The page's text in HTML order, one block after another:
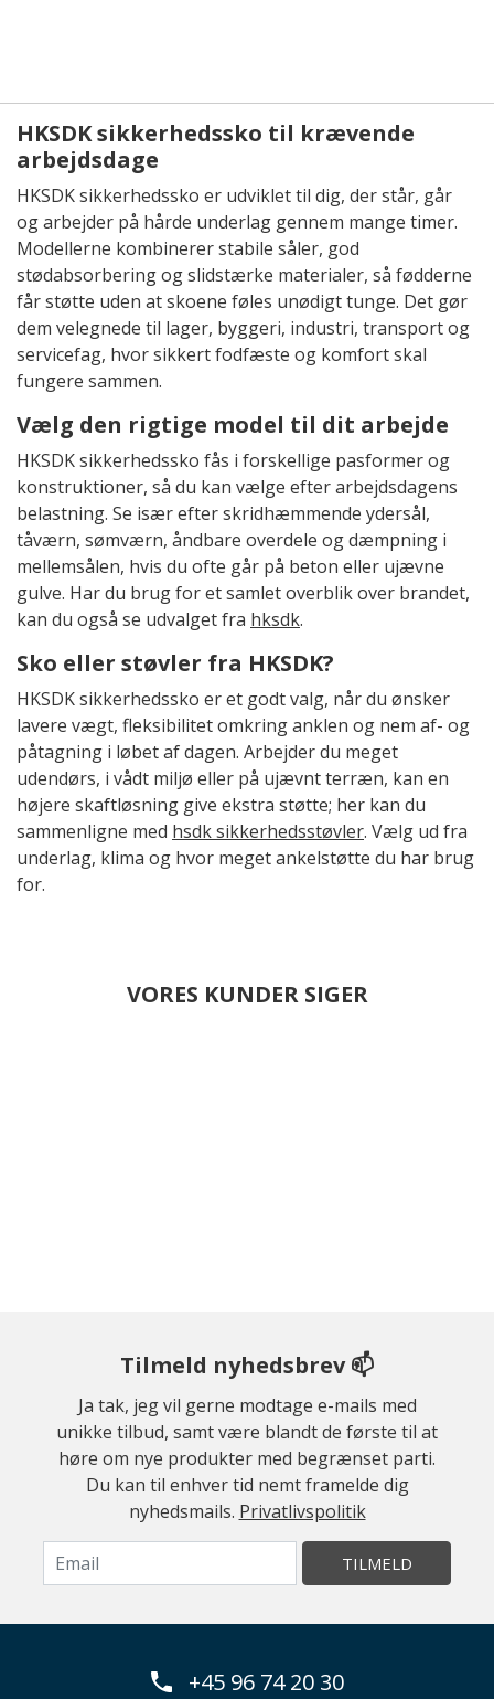
HKSDK sikkerhedssko til krævende
arbejdsdage
HKSDK sikkerhedssko er udviklet til dig, der står, går
og arbejder på hårde underlag gennem mange timer.
Modellerne kombinerer stabile såler, god
stødabsorbering og slidstærke materialer, så fødderne
får støtte uden at skoene føles unødigt tunge. Det gør
dem velegnede til lager, byggeri, industri, transport og
servicefag, hvor sikkert fodfæste og komfort skal
fungere sammen.
Vælg den rigtige model til dit arbejde
HKSDK sikkerhedssko fås i forskellige pasformer og
konstruktioner, så du kan vælge efter arbejdsdagens
belastning. Se især efter skridhæmmende ydersål,
tåværn, sømværn, åndbare overdele og dæmpning i
mellemsålen, hvis du ofte går på beton eller ujævne
gulve. Har du brug for et samlet overblik over brandet,
kan du også se udvalget fra hksdk.
Sko eller støvler fra HKSDK?
HKSDK sikkerhedssko er et godt valg, når du ønsker
lavere vægt, fleksibilitet omkring anklen og nem af- og
påtagning i løbet af dagen. Arbejder du meget
udendørs, i vådt miljø eller på ujævnt terræn, kan en
højere skaftløsning give ekstra støtte; her kan du
sammenligne med hsdk sikkerhedsstøvler. Vælg ud fra
underlag, klima og hvor meget ankelstøtte du har brug
for.
VORES KUNDER SIGER
Tilmeld nyhedsbrev 📫
Ja tak, jeg vil gerne modtage e-mails med
unikke tilbud, samt være blandt de første til at
høre om nye produkter med begrænset parti.
Du kan til enhver tid nemt framelde dig
nyhedsmails. Privatlivspolitik
TILMELD
+45 96 74 20 30